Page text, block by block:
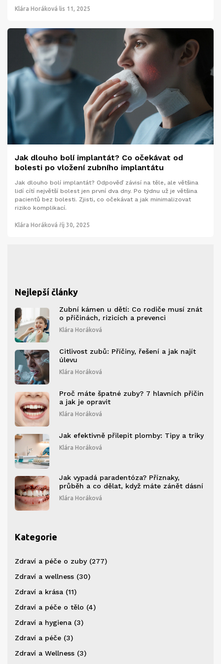
Klára Horáková lis 11, 2025
Jak dlouho bolí implantát? Co očekávat od
bolesti po vložení zubního implantátu
Jak dlouho bolí implantát? Odpověď závisí na těle, ale většina
lidí cítí největší bolest jen první dva dny. Po týdnu už je většina
pacientů bez bolesti. Zjisti, co očekávat a jak minimalizovat
riziko komplikací.
Klára Horáková říj 30, 2025
Nejlepší články
Zubní kámen u dětí: Co rodiče musí znát
o příčinách, rizicích a prevenci
Klára Horáková
Citlivost zubů: Příčiny, řešení a jak najít
úlevu
Klára Horáková
Proč máte špatné zuby? 7 hlavních příčin
a jak je opravit
Klára Horáková
Jak efektivně přilepit plomby: Tipy a triky
Klára Horáková
Jak vypadá paradentóza? Příznaky,
průběh a co dělat, když máte zánět dásní
Klára Horáková
Kategorie
Zdraví a péče o zuby (277)
Zdraví a wellness (30)
Zdraví a krása (11)
Zdraví a péče o tělo (4)
Zdraví a hygiena (3)
Zdraví a péče (3)
Zdraví a Wellness (3)